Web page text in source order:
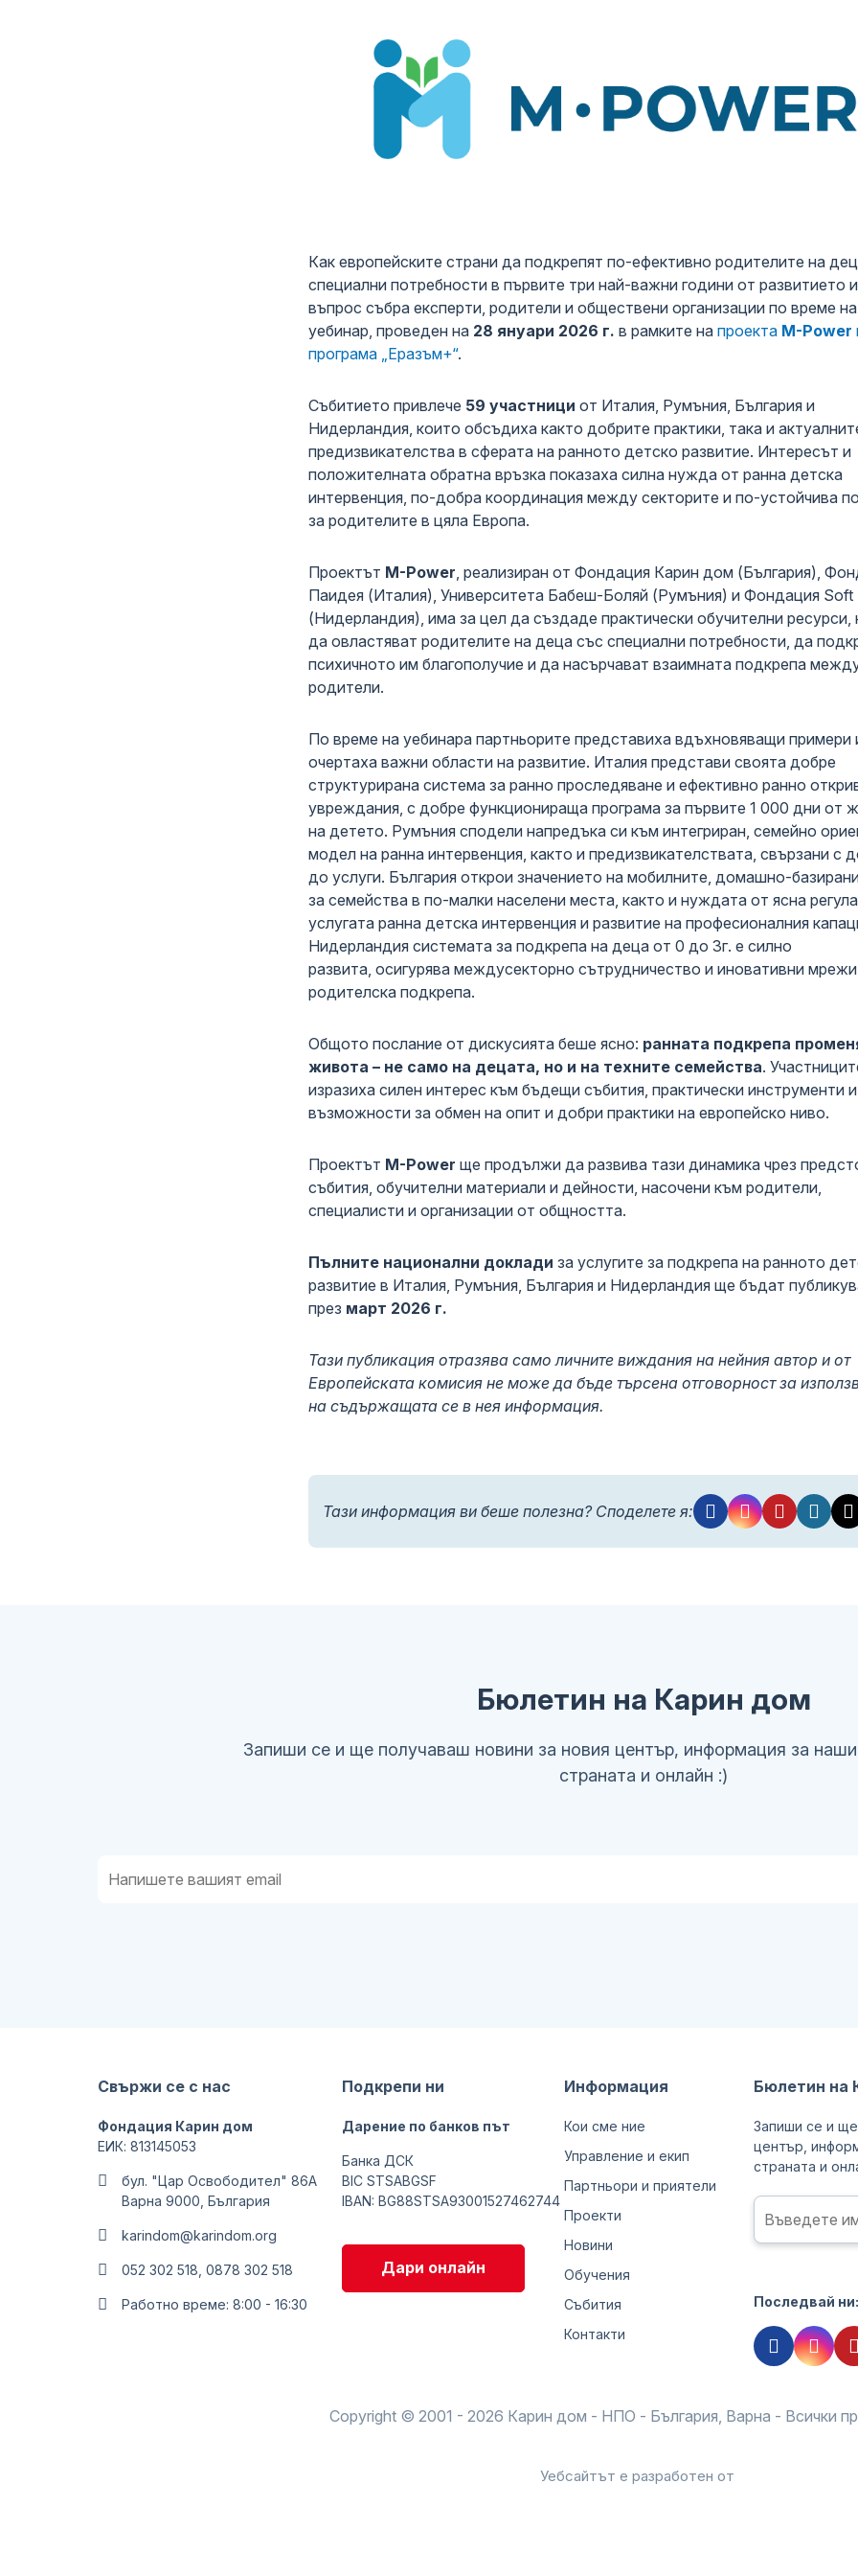
Монтесори Къща
Услуги за родители
Медицински център
Как европейските страни да подкрепят по-ефективно родителите на
специални потребности в първите три най-важни години от развитието
въпрос събра експерти, родители и обществени организации по време на
уебинар, проведен на 28 януари 2026 г. в рамките на проекта M-Power
програма „Еразъм+“.
Събитието привлече 59 участници от Италия, Румъния, България и
Нидерландия, които обсъдиха както добрите практики, така и
предизвикателства в сферата на ранното детско развитие. Интересът и
положителната обратна връзка показаха силна нужда от ранна детска
интервенция, по-добра координация между секторите и по-устойчива
за родителите в цяла Европа.
Проектът M-Power, реализиран от Фондация Карин дом (България),
Паидея (Италия), Университета Бабеш-Боляй (Румъния) и Фондация Soft
(Нидерландия), има за цел да създаде практически обучителни ресурси,
да овластяват родителите на деца със специални потребности, да
психичното им благополучие и да насърчават взаимната подкрепа
родители.
По време на уебинара партньорите представиха вдъхновяващи примери
очертаха важни области на развитие. Италия представи своята добре
структурирана система за ранно проследяване и ефективно ранно
увреждания, с добре функционираща програма за първите 1 000 дни от
на детето. Румъния сподели напредъка си към интегриран, семейно
модел на ранна интервенция, както и предизвикателствата, свързани с
до услуги. България открои значението на мобилните, домашно-
за семейства в по-малки населени места, както и нуждата от ясна
услугата ранна детска интервенция и развитие на професионалния
Нидерландия системата за подкрепа на деца от 0 до 3г. е силно
развита, осигурява междусекторно сътрудничество и иновативни
родителска подкрепа.
Общото послание от дискусията беше ясно: ранната подкрепа
живота – не само на децата, но и на техните семейства.
изразиха силен интерес към бъдещи събития, практически инструменти и
възможности за обмен на опит и добри практики на европейско ниво.
Проектът M-Power ще продължи да развива тази динамика чрез
събития, обучителни материали и дейности, насочени към родители,
специалисти и организации от общността.
Пълните национални доклади за услугите за подкрепа на ранното
развитие в Италия, Румъния, България и Нидерландия ще бъдат
през март 2026 г.
Тази публикация отразява само личните виждания на нейния автор и от
Европейската комисия не може да бъде търсена отговорност за
на съдържащата се в нея информация.
Тази информация ви беше полезна? Споделете я:
Бюлетин на Карин дом
Запиши се и ще получаваш новини за новия център, информация за
страната и онлайн :)
Свържи се с нас
Фондация Карин дом
ЕИК: 813145053
бул. "Цар Освободител" 86А
Варна 9000, България
karindom@karindom.org
052 302 518, 0878 302 518
Работно време: 8:00 - 16:30
Подкрепи ни
Дарение по банков път
Банка ДСК
BIC STSABGSF
IBAN: BG88STSA93001527462744
Дари онлайн
Информация
Кои сме ние
Управление и екип
Партньори и приятели
Проекти
Новини
Обучения
Събития
Контакти
Бюлетин на
Запиши се и
център,
страната и
Последвай ни:
Copyright © 2001 - 2026 Карин дом - НПО - България, Варна - Всички
Уебсайтът е разработен от